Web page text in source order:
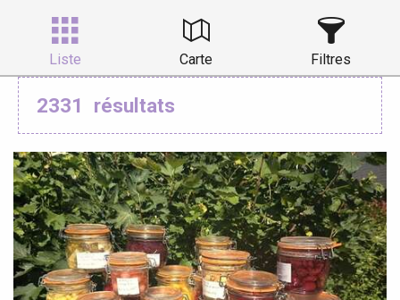
Liste Carte Filtres
2331 résultats